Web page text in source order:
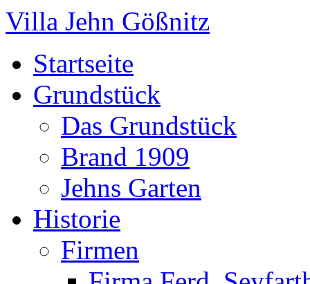
Villa Jehn Gößnitz
Startseite
Grundstück
Das Grundstück
Brand 1909
Jehns Garten
Historie
Firmen